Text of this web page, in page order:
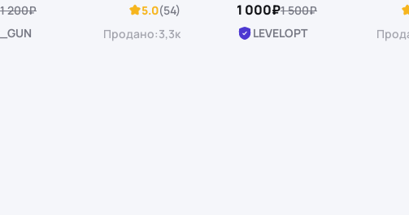
1 200₽ 5.0(54)
Продано:3,3к
1 000₽1 500₽
LEVELOPT